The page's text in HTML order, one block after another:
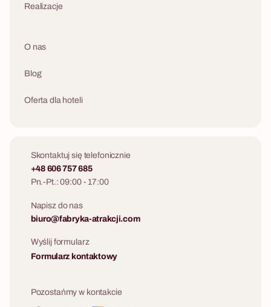
Realizacje
O nas
Blog
Oferta dla hoteli
Skontaktuj się telefonicznie
+48 606 757 685
Pn.-Pt.: 09:00 - 17:00
Napisz do nas
biuro@fabryka-atrakcji.com
Wyślij formularz
Formularz kontaktowy
Pozostańmy w kontakcie